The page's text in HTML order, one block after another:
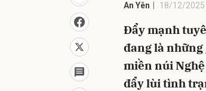
An Yên 18/12/2025
Đẩy mạnh
đang là
miền núi
đẩy lùi tình